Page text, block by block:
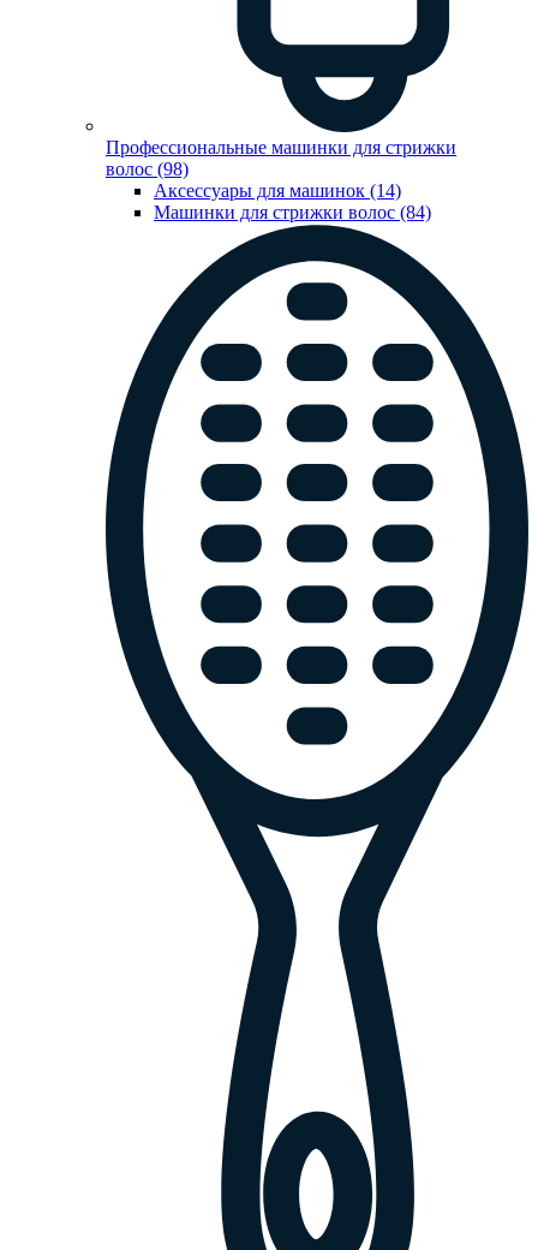
Профессиональные машинки для стрижки
волос (98)
Аксессуары для машинок (14)
Машинки для стрижки волос (84)